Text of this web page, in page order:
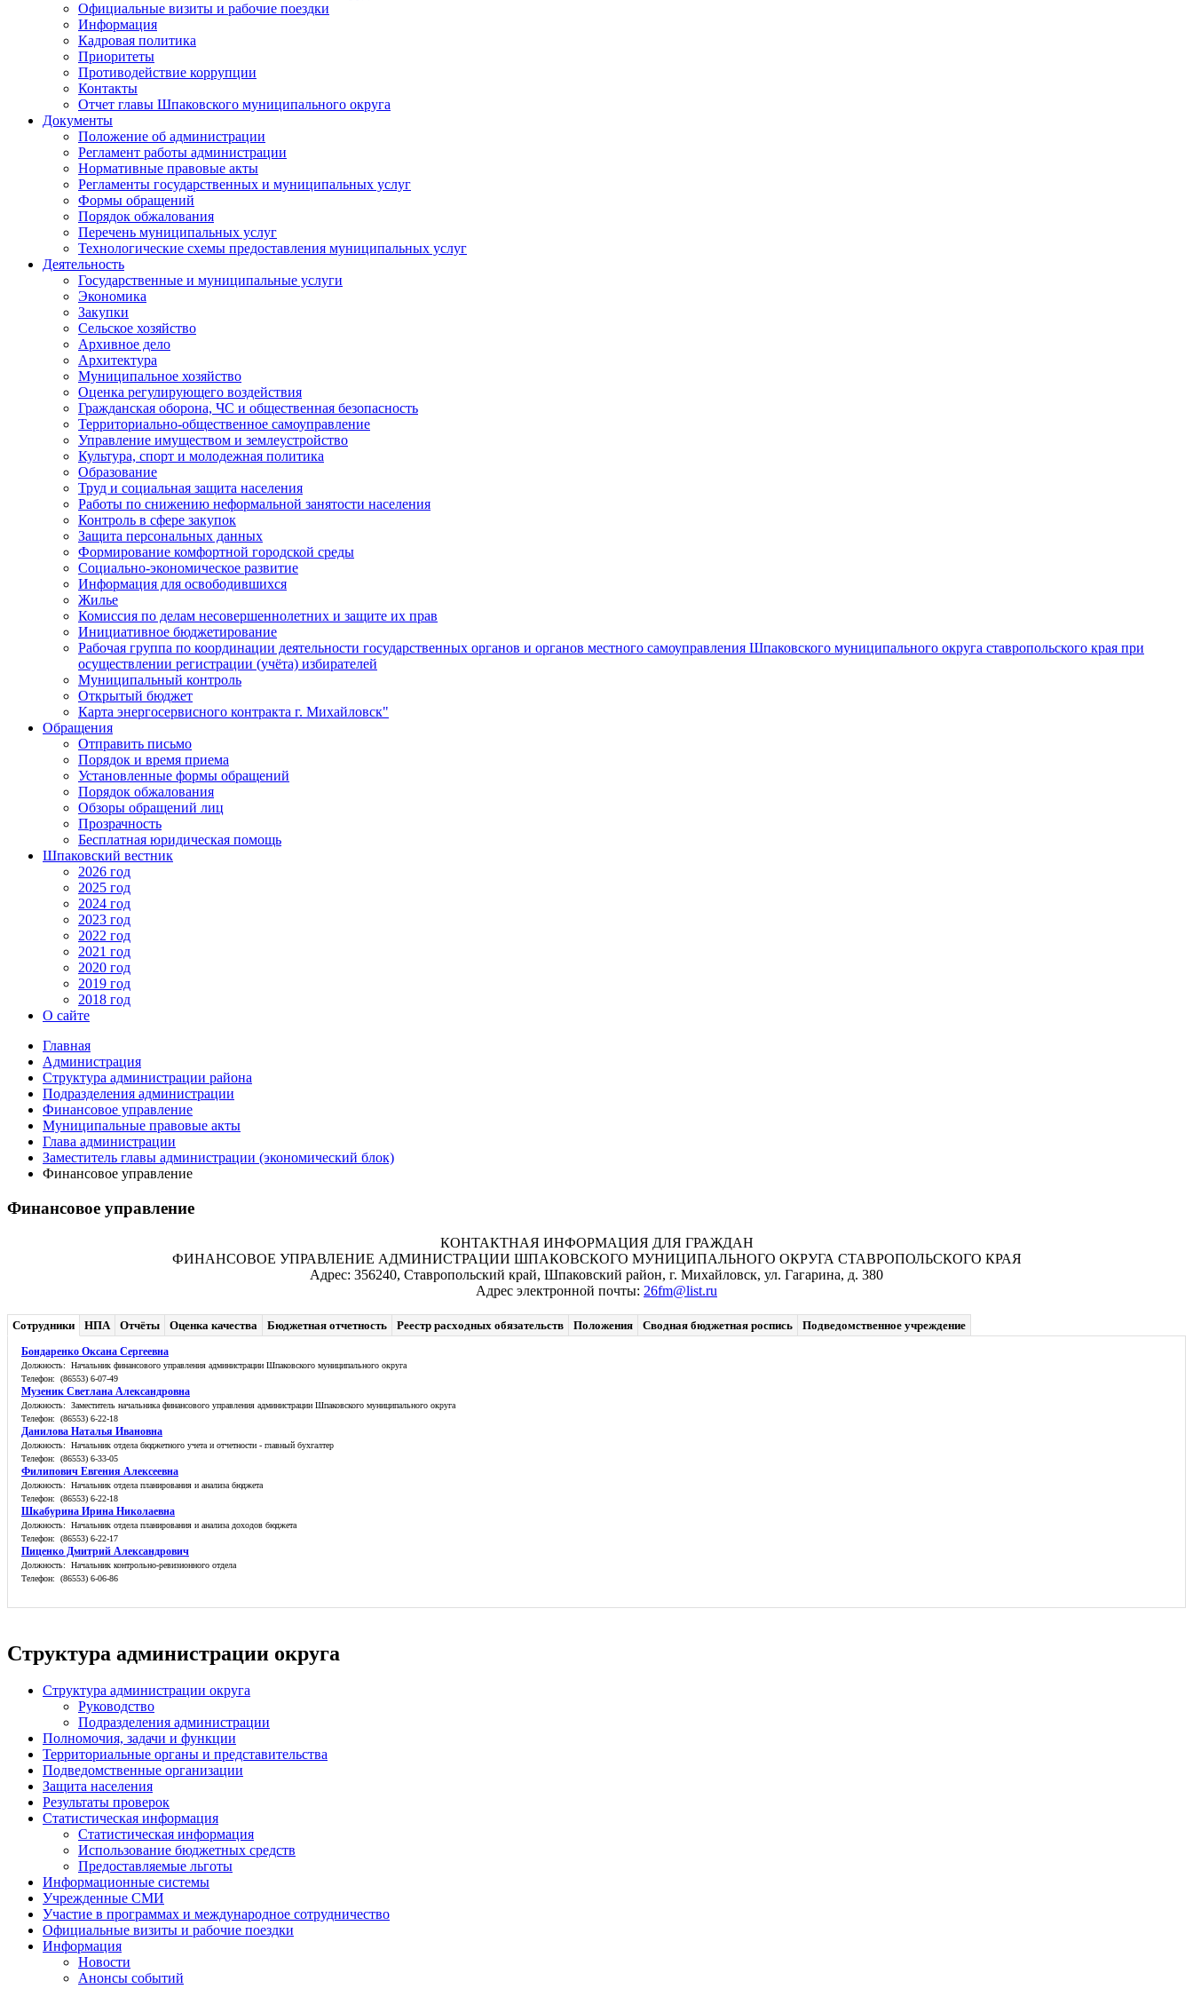
Официальные визиты и рабочие поездки
Информация
Кадровая политика
Приоритеты
Противодействие коррупции
Контакты
Отчет главы Шпаковского муниципального округа
Документы
Положение об администрации
Регламент работы администрации
Нормативные правовые акты
Регламенты государственных и муниципальных услуг
Формы обращений
Порядок обжалования
Перечень муниципальных услуг
Технологические схемы предоставления муниципальных услуг
Деятельность
Государственные и муниципальные услуги
Экономика
Закупки
Сельское хозяйство
Архивное дело
Архитектура
Муниципальное хозяйство
Оценка регулирующего воздействия
Гражданская оборона, ЧС и общественная безопасность
Территориально-общественное самоуправление
Управление имуществом и землеустройство
Культура, спорт и молодежная политика
Образование
Труд и социальная защита населения
Работы по снижению неформальной занятости населения
Контроль в сфере закупок
Защита персональных данных
Формирование комфортной городской среды
Социально-экономическое развитие
Информация для освободившихся
Жилье
Комиссия по делам несовершеннолетних и защите их прав
Инициативное бюджетирование
Рабочая группа по координации деятельности государственных органов и органов местного самоуправления Шпаковского муниципального округа ставропольского края при
осуществлении регистрации (учёта) избирателей
Муниципальный контроль
Открытый бюджет
Карта энергосервисного контракта г. Михайловск"
Обращения
Отправить письмо
Порядок и время приема
Установленные формы обращений
Порядок обжалования
Обзоры обращений лиц
Прозрачность
Бесплатная юридическая помощь
Шпаковский вестник
2026 год
2025 год
2024 год
2023 год
2022 год
2021 год
2020 год
2019 год
2018 год
О сайте
Главная
Администрация
Структура администрации района
Подразделения администрации
Финансовое управление
Муниципальные правовые акты
Глава администрации
Заместитель главы администрации (экономический блок)
Финансовое управление
Финансовое управление
КОНТАКТНАЯ ИНФОРМАЦИЯ ДЛЯ ГРАЖДАН
ФИНАНСОВОЕ УПРАВЛЕНИЕ АДМИНИСТРАЦИИ ШПАКОВСКОГО МУНИЦИПАЛЬНОГО ОКРУГА СТАВРОПОЛЬСКОГО КРАЯ
Адрес: 356240, Ставропольский край, Шпаковский район, г. Михайловск, ул. Гагарина, д. 380
Адрес электронной почты: 26fm@list.ru
Сотрудники НПА Отчёты Оценка качества Бюджетная отчетность Реестр расходных обязательств Положения Сводная бюджетная роспись Подведомственное учреждение
Бондаренко Оксана Сергеевна
Должность: Начальник финансового управления администрации Шпаковского муниципального округа
Телефон: (86553) 6-07-49
Музеник Светлана Александровна
Должность: Заместитель начальника финансового управления администрации Шпаковского муниципального округа
Телефон: (86553) 6-22-18
Данилова Наталья Ивановна
Должность: Начальник отдела бюджетного учета и отчетности - главный бухгалтер
Телефон: (86553) 6-33-05
Филипович Евгения Алексеевна
Должность: Начальник отдела планирования и анализа бюджета
Телефон: (86553) 6-22-18
Шкабурина Ирина Николаевна
Должность: Начальник отдела планирования и анализа доходов бюджета
Телефон: (86553) 6-22-17
Пиценко Дмитрий Александрович
Должность: Начальник контрольно-ревизионного отдела
Телефон: (86553) 6-06-86
Структура администрации округа
Структура администрации округа
Руководство
Подразделения администрации
Полномочия, задачи и функции
Территориальные органы и представительства
Подведомственные организации
Защита населения
Результаты проверок
Статистическая информация
Статистическая информация
Использование бюджетных средств
Предоставляемые льготы
Информационные системы
Учрежденные СМИ
Участие в программах и международное сотрудничество
Официальные визиты и рабочие поездки
Информация
Новости
Анонсы событий